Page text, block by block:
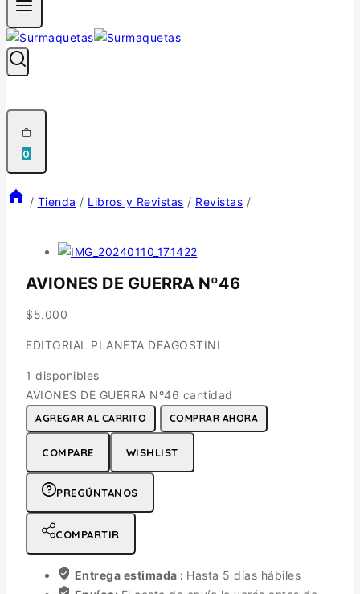
0
/ Tienda / Libros y Revistas / Revistas /
AVIONES DE GUERRA Nº46
$5.000
EDITORIAL PLANETA DEAGOSTINI
1 disponibles
AVIONES DE GUERRA Nº46 cantidad
AGREGAR AL CARRITO COMPRAR AHORA
COMPARE WISHLIST
PREGÚNTANOS
COMPARTIR
Entrega estimada : Hasta 5 días hábiles